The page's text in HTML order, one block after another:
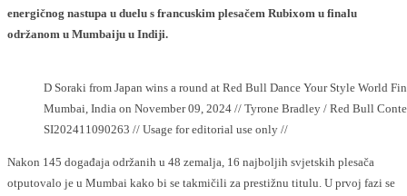
energičnog nastupa u duelu s francuskim plesačem Rubixom u finalu
održanom u Mumbaiju u Indiji.
D Soraki from Japan wins a round at Red Bull Dance Your Style World
Mumbai, India on November 09, 2024 // Tyrone Bradley / Red Bull
SI202411090263 // Usage for editorial use only //
Nakon 145 događaja održanih u 48 zemalja, 16 najboljih svjetskih plesača
otputovalo je u Mumbai kako bi se takmičili za prestižnu titulu. U prvoj fazi se